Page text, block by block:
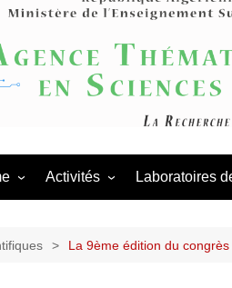
Appels
Nationaux de
Procédures
Activités
Manifestations scientifiques
Laboratoires
laboratoires
La 9ème édition du